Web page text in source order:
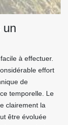
un
à effectuer.
effort
de
temporelle. Le
clairement la
être évoluée